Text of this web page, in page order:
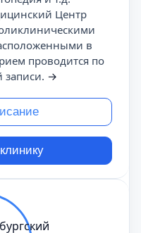
Центр
в
проводится по
записи. →